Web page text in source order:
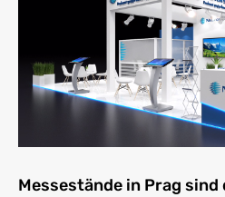
Messestände in Prag